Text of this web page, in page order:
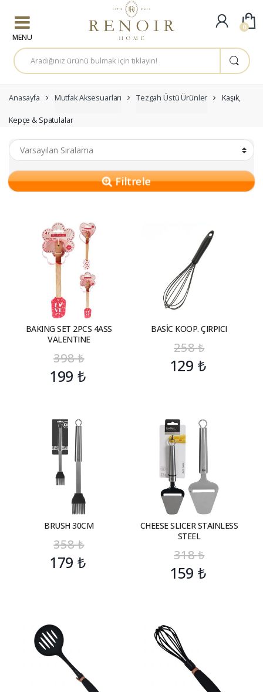
A
r
a
a
:
Anasayfa Mutfak Aksesuarları Tezgah Üstü Ürünler Kaşık,
Kepçe & Spatulalar
Filtrele
BAKING SET 2PCS 4ASS
VALENTINE
398₺
199₺
BASİC KOOP. ÇIRPICI
258₺
129 ₺
BRUSH 30CM
358₺
179₺
CHEESE SLICER STAINLESS
STEEL
318₺
159 ₺
0